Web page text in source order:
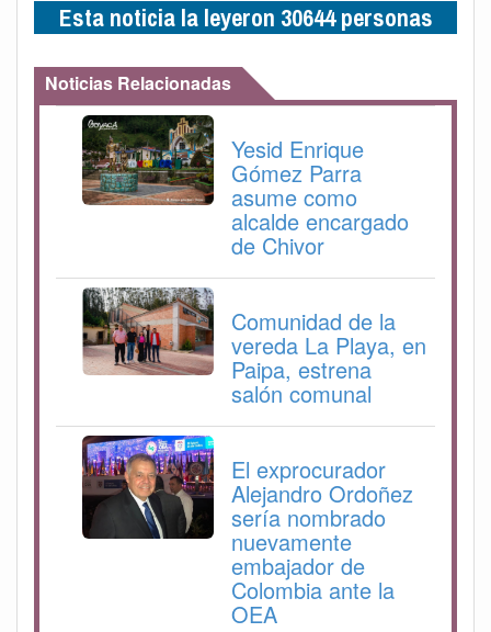
Esta noticia la leyeron 30644 personas
Noticias Relacionadas
Yesid Enrique
Gómez Parra
asume como
alcalde encargado
de Chivor
Comunidad de la
vereda La Playa, en
Paipa, estrena
salón comunal
El exprocurador
Alejandro Ordoñez
sería nombrado
nuevamente
embajador de
Colombia ante la
OEA